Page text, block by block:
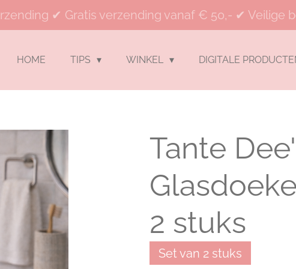
✔ Gratis verzending vanaf € 50,- ✔ Veilige
HOME TIPS WINKEL DIGITALE
Tante
2 stuks
Set van 2 stuks